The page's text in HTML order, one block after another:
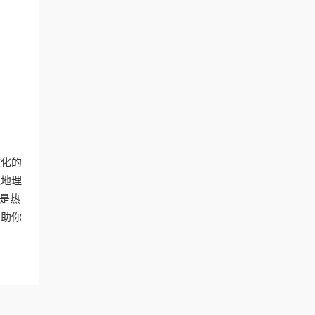
的
理
热
你